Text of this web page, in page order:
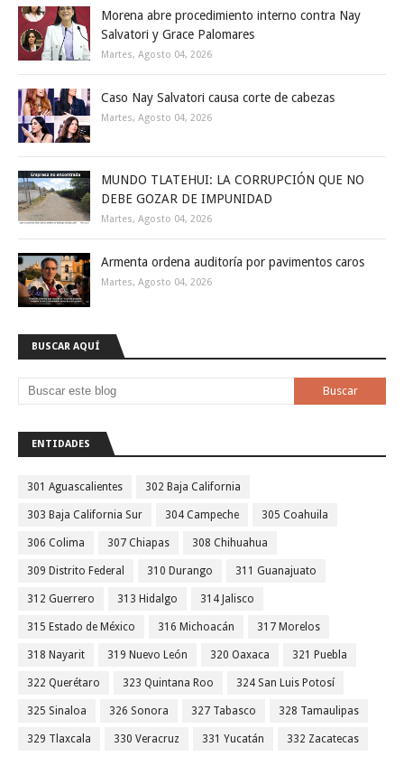
Morena abre procedimiento interno contra Nay
Salvatori y Grace Palomares
Martes, Agosto 04, 2026
Caso Nay Salvatori causa corte de cabezas
Martes, Agosto 04, 2026
MUNDO TLATEHUI: LA CORRUPCIÓN QUE NO
DEBE GOZAR DE IMPUNIDAD
Martes, Agosto 04, 2026
Armenta ordena auditoría por pavimentos caros
Martes, Agosto 04, 2026
BUSCAR AQUÍ
ENTIDADES
301 Aguascalientes 302 Baja California
303 Baja California Sur 304 Campeche 305 Coahuila
306 Colima 307 Chiapas 308 Chihuahua
309 Distrito Federal 310 Durango 311 Guanajuato
312 Guerrero 313 Hidalgo 314 Jalisco
315 Estado de México 316 Michoacán 317 Morelos
318 Nayarit 319 Nuevo León 320 Oaxaca 321 Puebla
322 Querétaro 323 Quintana Roo 324 San Luis Potosí
325 Sinaloa 326 Sonora 327 Tabasco 328 Tamaulipas
329 Tlaxcala 330 Veracruz 331 Yucatán 332 Zacatecas